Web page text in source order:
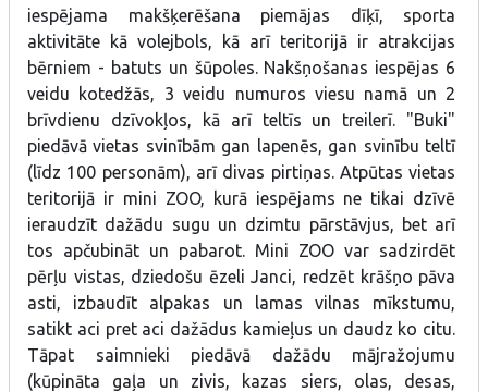
iespējama makšķerēšana piemājas dīķī, sporta
aktivitāte kā volejbols, kā arī teritorijā ir atrakcijas
bērniem - batuts un šūpoles. Nakšņošanas iespējas 6
veidu kotedžās, 3 veidu numuros viesu namā un 2
brīvdienu dzīvokļos, kā arī teltīs un treilerī. "Buki"
piedāvā vietas svinībām gan lapenēs, gan svinību teltī
(līdz 100 personām), arī divas pirtiņas. Atpūtas vietas
teritorijā ir mini ZOO, kurā iespējams ne tikai dzīvē
ieraudzīt dažādu sugu un dzimtu pārstāvjus, bet arī
tos apčubināt un pabarot. Mini ZOO var sadzirdēt
pērļu vistas, dziedošu ēzeli Janci, redzēt krāšņo pāva
asti, izbaudīt alpakas un lamas vilnas mīkstumu,
satikt aci pret aci dažādus kamieļus un daudz ko citu.
Tāpat saimnieki piedāvā dažādu mājražojumu
(kūpināta gaļa un zivis, kazas siers, olas, desas,